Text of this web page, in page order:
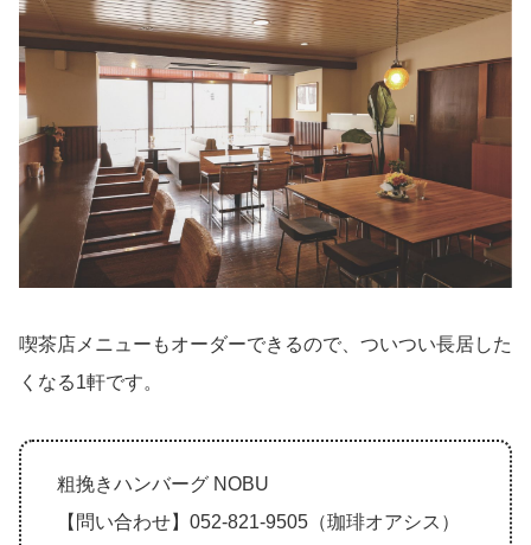
喫茶店メニューもオーダーできるので、ついつい長居した
くなる1軒です。
粗挽きハンバーグ NOBU
【問い合わせ】052-821-9505（珈琲オアシス）